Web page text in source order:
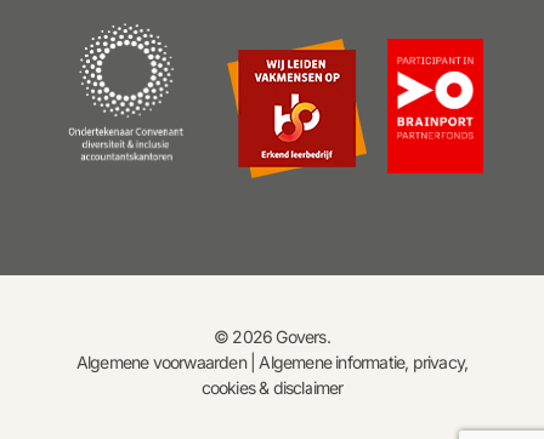
© 2026 Govers.
Algemene voorwaarden| Algemene informatie, privacy,
cookies & disclaimer